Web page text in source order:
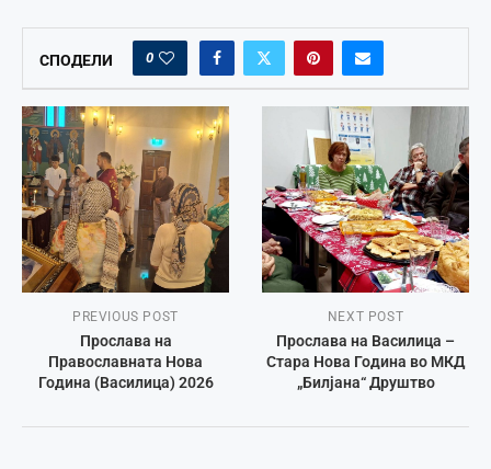
СПОДЕЛИ 0
PREVIOUS POST
Прослава на
Православната Нова
Година (Василица) 2026
NEXT POST
Прослава на Василица –
Стара Нова Година во МКД
„Билјана“ Друштво